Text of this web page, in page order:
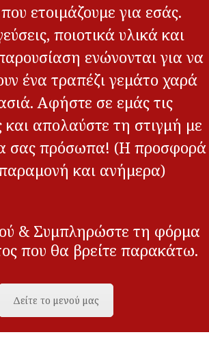
ετοιμάζουμε για εσάς.
ποιοτικά υλικά και
ενώνονται για να
ένα τραπέζι γεμάτο χαρά
Αφήστε σε εμάς τις
και απολαύστε τη στιγμή με
σας πρόσωπα! (Η προσφορά
και ανήμερα)
& Συμπληρώστε τη φόρμα
που θα βρείτε παρακάτω.
Δείτε το μενού μας